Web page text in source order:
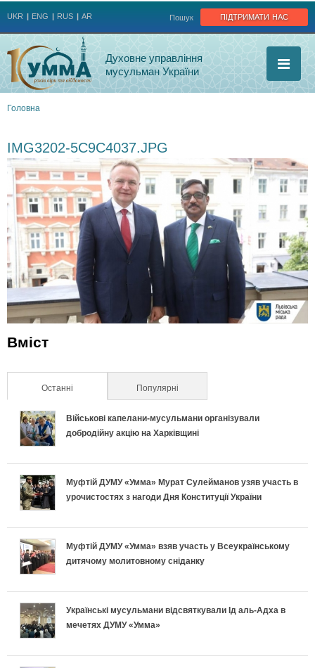
підтримати нас
Пошук
UKR ENG RUS AR
Духовне управління
мусульман України
є
тут
Головна
IMG3202-5C9C4037.JPG
Вміст
Останні (активна вкладка)Популярні
Військові капелани-мусульмани організували
добродійну акцію на Харківщині
Муфтій ДУМУ «Умма» Мурат Сулейманов узяв участь в
урочистостях з нагоди Дня Конституції України
Муфтій ДУМУ «Умма» взяв участь у Всеукраїнському
дитячому молитовному сніданку
Українські мусульмани відсвяткували Ід аль-Адха в
мечетях ДУМУ «Умма»